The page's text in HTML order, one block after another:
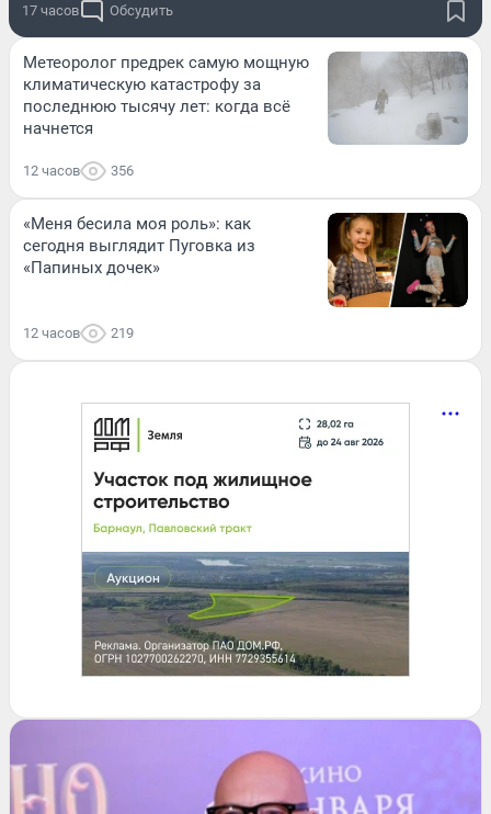
17 часов Обсудить
Метеоролог предрек самую мощную
климатическую катастрофу за
последнюю тысячу лет: когда всё
начнется
12 часов 356
«Меня бесила моя роль»: как
сегодня выглядит Пуговка из
«Папиных дочек»
12 часов 219